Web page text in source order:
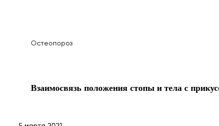
Остеопороз
Взаимосвязь положения стопы и тела с